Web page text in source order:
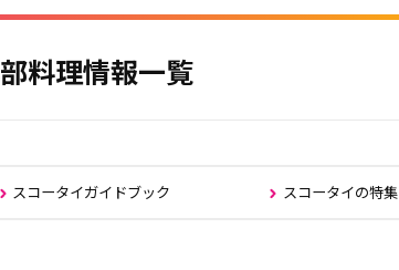
料理情報一覧
スコータイガイドブック スコータイの特集